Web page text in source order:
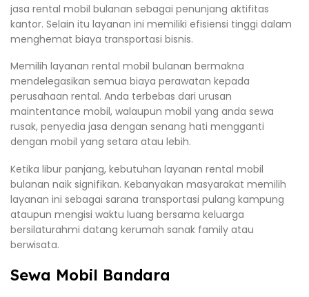
jasa rental mobil bulanan sebagai penunjang aktifitas
kantor. Selain itu layanan ini memiliki efisiensi tinggi dalam
menghemat biaya transportasi bisnis.
Memilih layanan rental mobil bulanan bermakna
mendelegasikan semua biaya perawatan kepada
perusahaan rental. Anda terbebas dari urusan
maintentance mobil, walaupun mobil yang anda sewa
rusak, penyedia jasa dengan senang hati mengganti
dengan mobil yang setara atau lebih.
Ketika libur panjang, kebutuhan layanan rental mobil
bulanan naik signifikan. Kebanyakan masyarakat memilih
layanan ini sebagai sarana transportasi pulang kampung
ataupun mengisi waktu luang bersama keluarga
bersilaturahmi datang kerumah sanak family atau
berwisata.
Sewa Mobil Bandara